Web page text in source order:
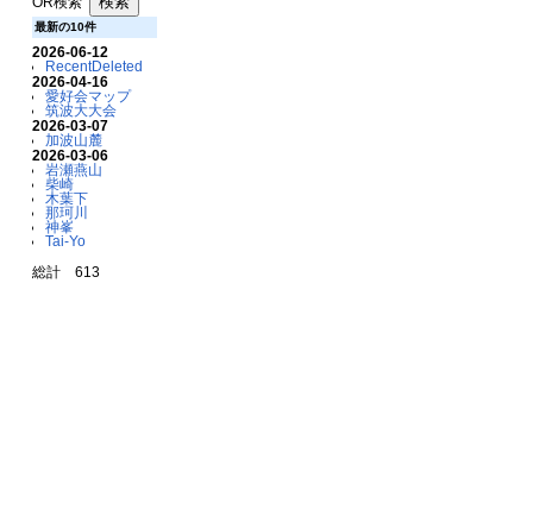
最新の10件
2026-06-12
RecentDeleted
2026-04-16
愛好会マップ
筑波大大会
2026-03-07
加波山麓
2026-03-06
岩瀬燕山
柴崎
木葉下
那珂川
神峯
Tai-Yo
総計 613